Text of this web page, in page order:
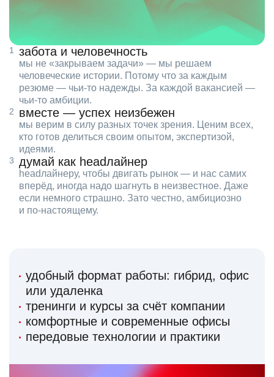
забота и человечность
мы не «закрываем задачи» — мы решаем
человеческие истории. Потому что за каждым
резюме — чьи‑то надежды. За каждой вакансией —
чьи‑то амбиции.
вместе — успех неизбежен
мы верим в силу разных точек зрения. Ценим всех,
кто готов делиться своим опытом, экспертизой,
идеями.
думай как headлайнер
headлайнеру, чтобы двигать рынок — и нас самих
вперёд, иногда надо шагнуть в неизвестное. Даже
если немного страшно. Зато честно, амбициозно
и по‑настоящему.
удобный формат работы: гибрид, офис
или удаленка
тренинги и курсы за счёт компании
комфортные и современные офисы
передовые технологии и практики